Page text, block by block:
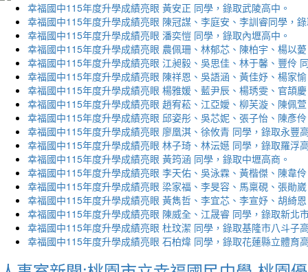
幸福國中115年度升學成績亮眼 黃安正 同學，錄取武陵高中。
幸福國中115年度升學成績亮眼 陳冠謀、李庭安、李訓睿同學，
幸福國中115年度升學成績亮眼 潘奕愷 同學，錄取內壢高中。
幸福國中115年度升學成績亮眼 農佩珊、林郁芯、陳柏宇、楊以
幸福國中115年度升學成績亮眼 江昶毅、吳思佳、林于馨、豐伶
幸福國中115年度升學成績亮眼 陳祥恩、吳語涵、黃佳妤、楊家
幸福國中115年度升學成績亮眼 楊雅媛、藍尹辰、楊琇雯、官頡
幸福國中115年度升學成績亮眼 趙宥菘、江亞嬡、柳芙漩、陳佩
幸福國中115年度升學成績亮眼 邱姿彤、吳芯妮、張子怡、陳彥
幸福國中115年度升學成績亮眼 廖凰淇、徐攸青 同學，錄取永豐
幸福國中115年度升學成績亮眼 林子琦、林沄嬨 同學，錄取羅浮
幸福國中115年度升學成績亮眼 黃筠涵 同學，錄取中壢高商。
幸福國中115年度升學成績亮眼 李天佑、吳泳霖、黃楷傑、陳韋
幸福國中115年度升學成績亮眼 梁家福、李旻容、馬稟硯、張勛
幸福國中115年度升學成績亮眼 黃雋哲、李宜芯、李宣妤、胡綺
幸福國中115年度升學成績亮眼 陳威全、江晟睿 同學，錄取新北
幸福國中115年度升學成績亮眼 杜玟潔 同學，錄取基隆市八斗子
幸福國中115年度升學成績亮眼 石柏煒 同學，錄取花蓮縣立體育